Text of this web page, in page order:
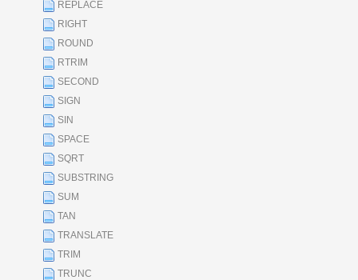
REPLACE
RIGHT
ROUND
RTRIM
SECOND
SIGN
SIN
SPACE
SQRT
SUBSTRING
SUM
TAN
TRANSLATE
TRIM
TRUNC